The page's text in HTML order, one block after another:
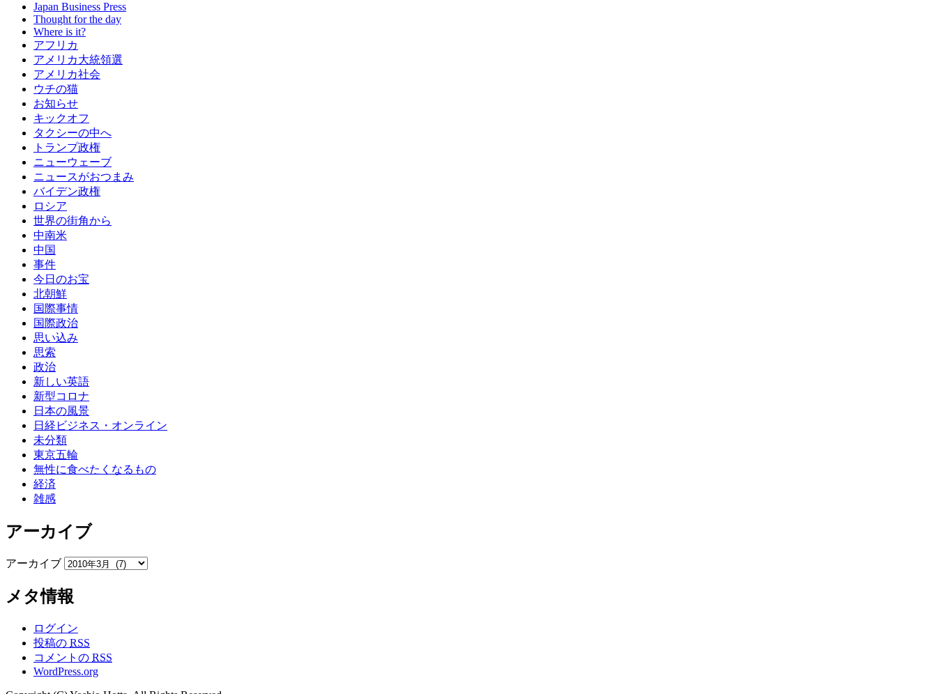
Japan Business Press
Thought for the day
Where is it?
アフリカ
アメリカ大統領選
アメリカ社会
ウチの猫
お知らせ
キックオフ
タクシーの中へ
トランプ政権
ニューウェーブ
ニュースがおつまみ
バイデン政権
ロシア
世界の街角から
中南米
中国
事件
今日のお宝
北朝鮮
国際事情
国際政治
思い込み
思索
政治
新しい英語
新型コロナ
日本の風景
日経ビジネス・オンライン
未分類
東京五輪
無性に食べたくなるもの
経済
雑感
アーカイブ
アーカイブ
メタ情報
ログイン
投稿の RSS
コメントの RSS
WordPress.org